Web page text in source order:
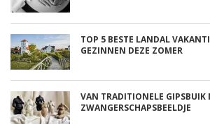
TOP 5 BESTE LANDAL
GEZINNEN DEZE ZOMER
VAN TRADITIONELE GIPSBUIK
ZWANGERSCHAPSBEELDJE